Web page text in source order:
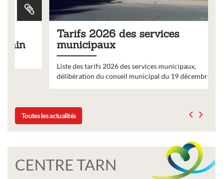
Tarifs 2026 des services
municipaux
Liste des tarifs 2026 des services municipaux,
délibération du conseil municipal du 19 décembre 2025
Toutes les actualités
CENTRE TARN